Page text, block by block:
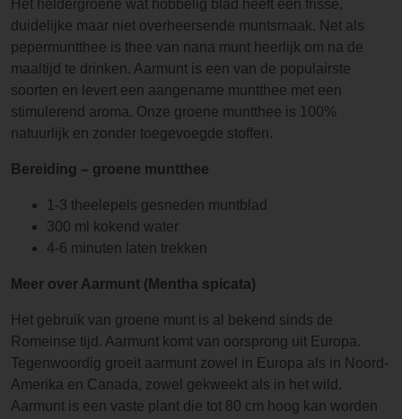
Het heldergroene wat hobbelig blad heeft een frisse,
duidelijke maar niet overheersende muntsmaak. Net als
pepermuntthee is thee van nana munt heerlijk om na de
maaltijd te drinken. Aarmunt is een van de populairste
soorten en levert een aangename muntthee met een
stimulerend aroma. Onze groene muntthee is 100%
natuurlijk en zonder toegevoegde stoffen.
Bereiding – groene muntthee
1-3 theelepels gesneden muntblad
300 ml kokend water
4-6 minuten laten trekken
Meer over Aarmunt (Mentha spicata)
Het gebruik van groene munt is al bekend sinds de
Romeinse tijd. Aarmunt komt van oorsprong uit Europa.
Tegenwoordig groeit aarmunt zowel in Europa als in Noord-
Amerika en Canada, zowel gekweekt als in het wild.
Aarmunt is een vaste plant die tot 80 cm hoog kan worden